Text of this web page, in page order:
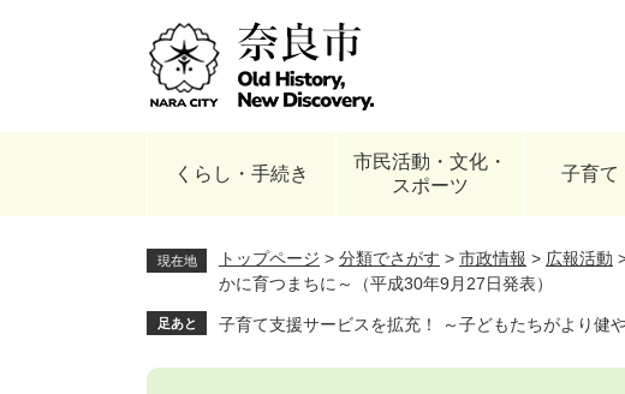
くらし・手続き
市民活動・文化・
スポーツ
子育て
現在地 トップページ > 分類でさがす > 市政情報 > 広報活動
かに育つまちに～（平成30年9月27日発表）
足あと 子育て支援サービスを拡充！ ～子どもたちがより健